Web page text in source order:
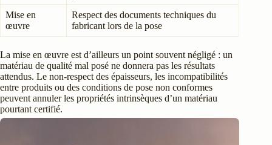
Mise en
œuvre
Respect des documents techniques du
fabricant lors de la pose
La mise en œuvre est d’ailleurs un point souvent négligé : un
matériau de qualité mal posé ne donnera pas les résultats
attendus. Le non-respect des épaisseurs, les incompatibilités
entre produits ou des conditions de pose non conformes
peuvent annuler les propriétés intrinsèques d’un matériau
pourtant certifié.